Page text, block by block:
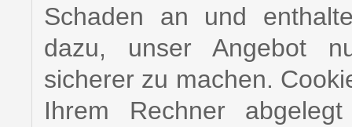
Schaden an und
dazu, unser Angebot
sicherer zu machen.
Ihrem Rechner